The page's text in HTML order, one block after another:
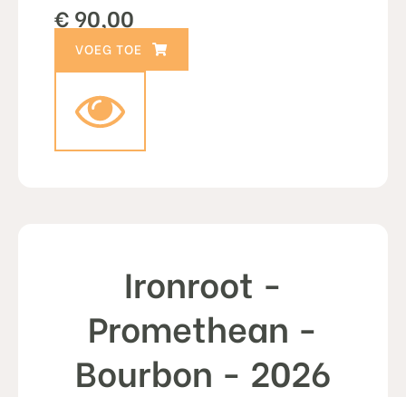
€ 90,00
Ironroot -
Promethean -
Bourbon - 2026